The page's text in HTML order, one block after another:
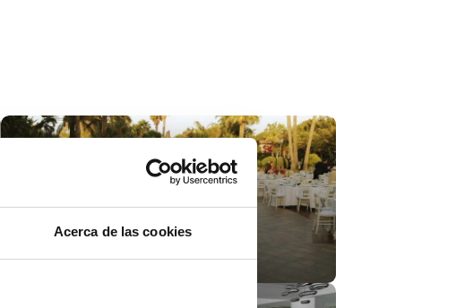
Acerca de las cookies